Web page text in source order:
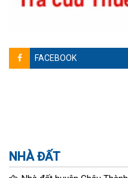
FACEBOOK
NHÀ ĐẤT